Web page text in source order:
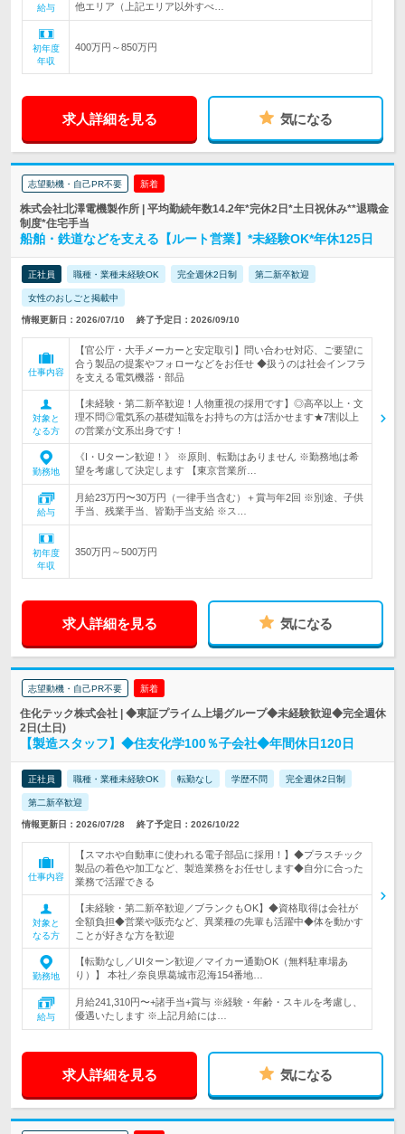
給与
他エリア（上記エリア以外すべ…
初年度
年収
400万円～850万円
求人詳細を見る 気になる
志望動機・自己PR不要 新着
株式会社北澤電機製作所 | 平均勤続年数14.2年*完休2日*土日祝休み**退職金
制度*住宅手当
船舶・鉄道などを支える【ルート営業】*未経験OK*年休125日
正社員 職種・業種未経験OK 完全週休2日制 第二新卒歓迎
女性のおしごと掲載中
情報更新日：2026/07/10 終了予定日：2026/09/10
仕事内容
【官公庁・大手メーカーと安定取引】問い合わせ対応、ご要望に
合う製品の提案やフォローなどをお任せ ◆扱うのは社会インフラ
を支える電気機器・部品
対象と
なる方
【未経験・第二新卒歓迎！人物重視の採用です】◎高卒以上・文
理不問◎電気系の基礎知識をお持ちの方は活かせます★7割以上
の営業が文系出身です！
勤務地
《I・Uターン歓迎！》 ※原則、転勤はありません ※勤務地は希
望を考慮して決定します 【東京営業所…
給与
月給23万円〜30万円（一律手当含む）＋賞与年2回 ※別途、子供
手当、残業手当、皆勤手当支給 ※ス…
初年度
年収
350万円～500万円
求人詳細を見る 気になる
志望動機・自己PR不要 新着
住化テック株式会社 | ◆東証プライム上場グループ◆未経験歓迎◆完全週休
2日(土日)
【製造スタッフ】◆住友化学100％子会社◆年間休日120日
正社員 職種・業種未経験OK 転勤なし 学歴不問 完全週休2日制
第二新卒歓迎
情報更新日：2026/07/28 終了予定日：2026/10/22
仕事内容
【スマホや自動車に使われる電子部品に採用！】◆プラスチック
製品の着色や加工など、製造業務をお任せします◆自分に合った
業務で活躍できる
対象と
なる方
【未経験・第二新卒歓迎／ブランクもOK】◆資格取得は会社が
全額負担◆営業や販売など、異業種の先輩も活躍中◆体を動かす
ことが好きな方を歓迎
勤務地
【転勤なし／UIターン歓迎／マイカー通勤OK（無料駐車場あ
り）】 本社／奈良県葛城市忍海154番地…
給与
月給241,310円〜+諸手当+賞与 ※経験・年齢・スキルを考慮し、
優遇いたします ※上記月給には…
求人詳細を見る 気になる